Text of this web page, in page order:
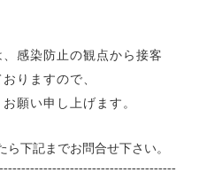
感染防止の観点から接客
りますので、
願い申し上げます。
下記までお問合せ下さい。